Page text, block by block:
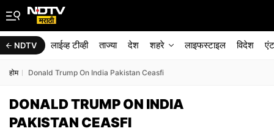
NDTV लाईव्ह टीव्ही ताज्या देश शहरे लाइफस्टाइल विदेश
होम Donald Trump On India Pakistan Ceasfi
DONALD TRUMP ON INDIA
PAKISTAN CEASFI